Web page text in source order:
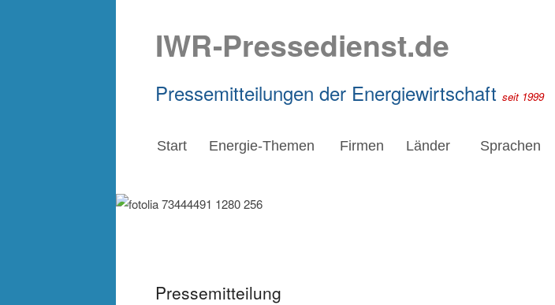
IWR-Pressedienst.de
Pressemitteilungen der Energiewirtschaft seit 1999
Start Energie-Themen Firmen Länder Sprachen
Pressemitteilung